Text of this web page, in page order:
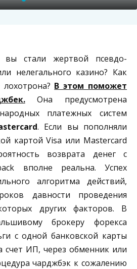
вы стали жертвой псевдо-
нелегального казино? Как
В этом поможет
Она предусмотрена
платежных систем
. Если вы пополняли
картой Visa или Mastercard
возврата денег с
вполне реальна. Успех
алгоритма действий,
давности проведения
других факторов. В
брокеру форекса
с одной банковской карты
счет ИП, через обменник или
чарджбэк к сожалению